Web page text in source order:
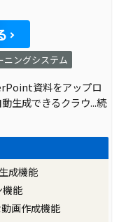
ニングシステム
資料をアップロ
生成できるクラウ...続
成機能
機能
画作成機能